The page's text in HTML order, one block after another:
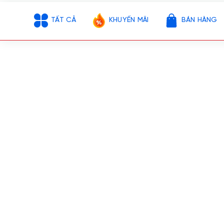
TẤT CẢ KHUYẾN MÃI BÁN HÀNG